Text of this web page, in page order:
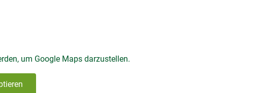
um Google Maps darzustellen.